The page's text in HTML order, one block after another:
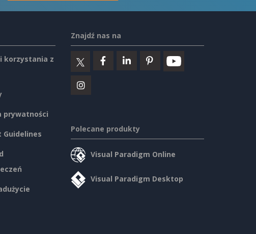
korzystania z
prywatności
Guidelines
Znajdź nas na
Polecane produkty
Visual Paradigm Online
Visual Paradigm Desktop